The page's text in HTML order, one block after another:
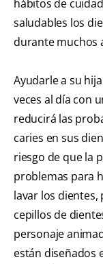
hábitos de
saludables los
durante muchos
Ayudarle a su
veces al día con
reducirá las
caries en sus
riesgo de que la
problemas para
lavar los
cepillos de
personaje
están diseñados